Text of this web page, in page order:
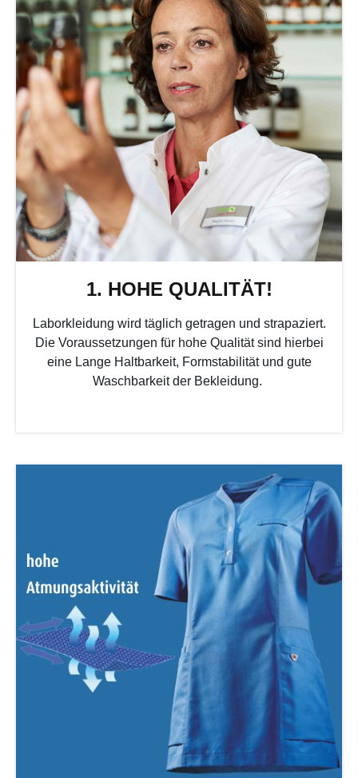
1. HOHE QUALITÄT!
Laborkleidung wird täglich getragen und strapaziert.
Die Voraussetzungen für hohe Qualität sind hierbei
eine Lange Haltbarkeit, Formstabilität und gute
Waschbarkeit der Bekleidung.